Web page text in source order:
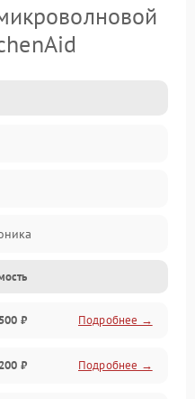
₽ Подробнее →
₽ Подробнее →